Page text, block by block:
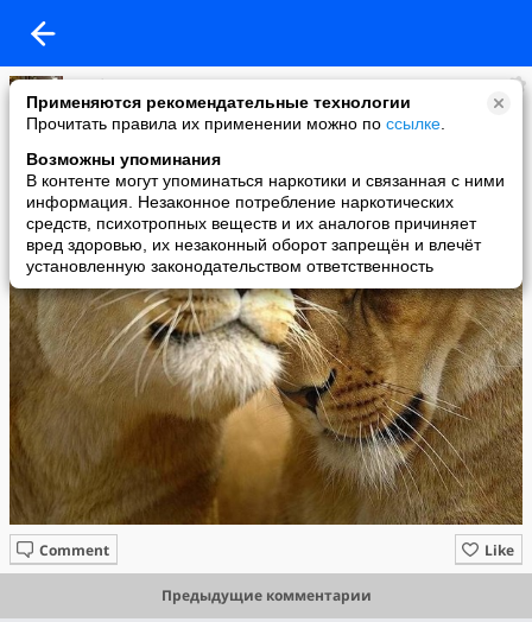
Применяются рекомендательные технологии
Прочитать правила их применении можно по ссылке
Возможны упоминания
В контенте могут упоминаться наркотики и связанная с ними
информация. Незаконное потребление наркотических
средств, психотропных веществ и их аналогов причиняет
вред здоровью, их незаконный оборот запрещён и влечёт
установленную законодательством ответственность
Любовь Катасонова
added a photo
23 Sep в 18:17
Like
Comment
Предыдущие комментарии